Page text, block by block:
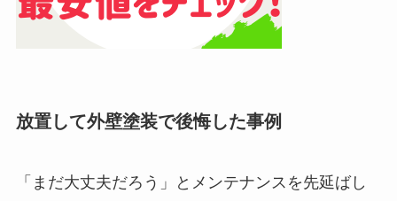
放置して外壁塗装で後悔した事例
「まだ大丈夫だろう」とメンテナンスを先延ばし